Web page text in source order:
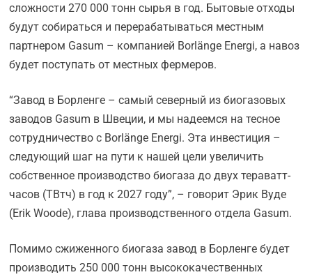
сложности 270 000 тонн сырья в год. Бытовые отходы
будут собираться и перерабатываться местным
партнером Gasum – компанией Borlänge Energi, а навоз
будет поступать от местных фермеров.
“Завод в Борленге – самый северный из биогазовых
заводов Gasum в Швеции, и мы надеемся на тесное
сотрудничество с Borlänge Energi. Эта инвестиция –
следующий шаг на пути к нашей цели увеличить
собственное производство биогаза до двух тераватт-
часов (ТВтч) в год к 2027 году”, – говорит Эрик Вуде
(Erik Woode), глава производственного отдела Gasum.
Помимо сжиженного биогаза завод в Борленге будет
производить 250 000 тонн высококачественных